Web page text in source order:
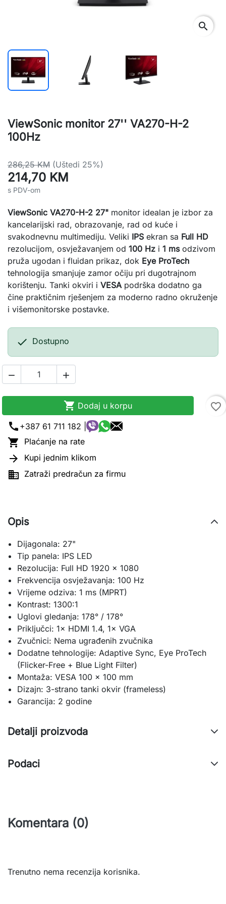
search
ViewSonic monitor 27'' VA270-H-2
100Hz
286,25 KM (Uštedi 25%)
214,70 KM
s PDV-om
ViewSonic VA270-H-2 27" monitor idealan je izbor za
kancelarijski rad, obrazovanje, rad od kuće i
svakodnevnu multimediju. Veliki IPS ekran sa Full HD
rezolucijom, osvježavanjem od 100 Hz i 1 msodzivom
pruža ugodan i fluidan prikaz, dok Eye ProTech
tehnologija smanjuje zamor očiju pri dugotrajnom
korištenju. Tanki okviri i VESApodrška dodatno ga
čine praktičnim rješenjem za moderno radno okruženje
i višemonitorske postavke.
 Dostupno
 
 Dodaj u korpu
favorite_border
call +387 61 711 182 |
 Plaćanje na rate
 Kupi jednim klikom
 Zatraži predračun za firmu
Opis
Dijagonala: 27"
Tip panela: IPS LED
Rezolucija: Full HD 1920 × 1080
Frekvencija osvježavanja: 100 Hz
Vrijeme odziva: 1 ms (MPRT)
Kontrast: 1300:1
Uglovi gledanja: 178° / 178°
Priključci: 1× HDMI 1.4, 1× VGA
Zvučnici: Nema ugrađenih zvučnika
Dodatne tehnologije: Adaptive Sync, Eye ProTech
(Flicker-Free + Blue Light Filter)
Montaža: VESA 100 × 100 mm
Dizajn: 3-strano tanki okvir (frameless)
Garancija: 2 godine
Detalji proizvoda
Podaci
Komentara (0)
Trenutno nema recenzija korisnika.